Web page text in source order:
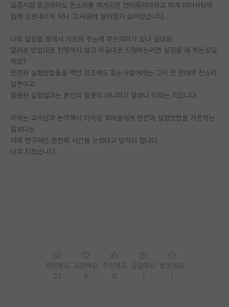
반도체/AI 게시판
장학금/장학생 게시판
학술 정보 게시판
홍보 게시판
커리어
유학교육
이벤트
반도체 아카데미
요즘처럼 조금이라도 쓴소리를 하게되면 언어폭력이라고 하여 여러사람의
입에 오르내리게 되니 그 싸움에 말려들기 싫어졌습니다.
나의 일정을 쪼개서 가르쳐 주는게 무슨의미가 있나 싶네요
알려준 방법대로 진행하지 않고 마음대로 진행하는거면 실험을 왜 하는것일
까요?
안전과 실험방법들을 백번 강조해도 듣는사람에게는 그저 전 꼰대의 잔소리
일뿐이고
잘못된 실험결과는 본인의 잘못이 아니라고 말하니 이제는 지칩니다.
이제는 교수님과 논의해서 더이상 후배들에게 안전과 실험방법을 가르치는
일보다는
저의 연구에만 온전히 시간을 쓰겠다고 말하려 합니다.
너무 지쳤습니다.